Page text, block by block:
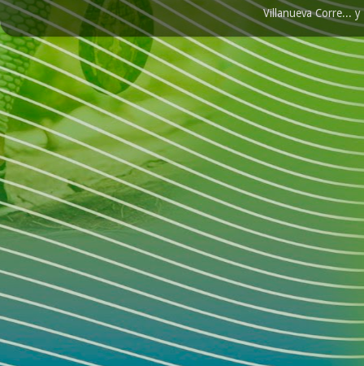
Villanueva Corre...